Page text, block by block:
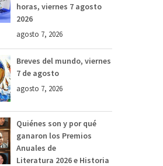
horas, viernes 7 agosto
2026
agosto 7, 2026
Breves del mundo, viernes
7 de agosto
agosto 7, 2026
Quiénes son y por qué
ganaron los Premios
Anuales de
Literatura 2026 e Historia